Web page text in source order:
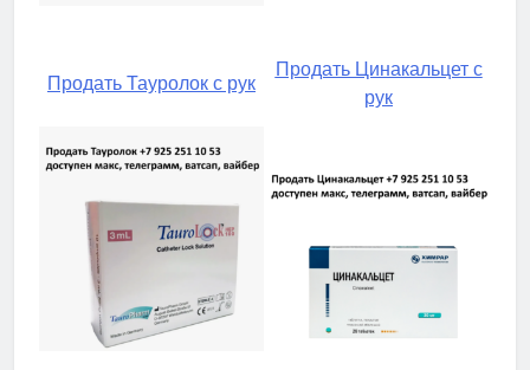
Продать Тауролок с рук
Продать Цинакальцет с
рук